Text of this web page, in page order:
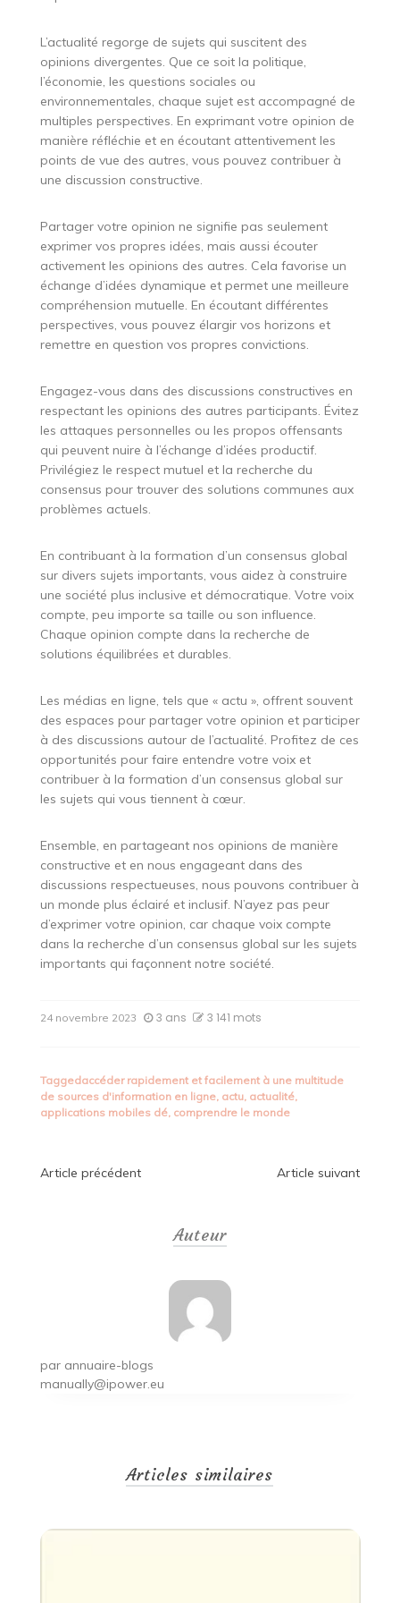
L’actualité regorge de sujets qui suscitent des
opinions divergentes. Que ce soit la politique,
l’économie, les questions sociales ou
environnementales, chaque sujet est accompagné de
multiples perspectives. En exprimant votre opinion de
manière réfléchie et en écoutant attentivement les
points de vue des autres, vous pouvez contribuer à
une discussion constructive.
Partager votre opinion ne signifie pas seulement
exprimer vos propres idées, mais aussi écouter
activement les opinions des autres. Cela favorise un
échange d’idées dynamique et permet une meilleure
compréhension mutuelle. En écoutant différentes
perspectives, vous pouvez élargir vos horizons et
remettre en question vos propres convictions.
Engagez-vous dans des discussions constructives en
respectant les opinions des autres participants. Évitez
les attaques personnelles ou les propos offensants
qui peuvent nuire à l’échange d’idées productif.
Privilégiez le respect mutuel et la recherche du
consensus pour trouver des solutions communes aux
problèmes actuels.
En contribuant à la formation d’un consensus global
sur divers sujets importants, vous aidez à construire
une société plus inclusive et démocratique. Votre voix
compte, peu importe sa taille ou son influence.
Chaque opinion compte dans la recherche de
solutions équilibrées et durables.
Les médias en ligne, tels que « actu », offrent souvent
des espaces pour partager votre opinion et participer
à des discussions autour de l’actualité. Profitez de ces
opportunités pour faire entendre votre voix et
contribuer à la formation d’un consensus global sur
les sujets qui vous tiennent à cœur.
Ensemble, en partageant nos opinions de manière
constructive et en nous engageant dans des
discussions respectueuses, nous pouvons contribuer à
un monde plus éclairé et inclusif. N’ayez pas peur
d’exprimer votre opinion, car chaque voix compte
dans la recherche d’un consensus global sur les sujets
importants qui façonnent notre société.
24 novembre 2023 3 ans 3 141 mots
Taggedaccéder rapidement et facilement à une multitude
de sources d'information en ligne, actu, actualité,
applications mobiles dé, comprendre le monde
Navigation
Article précédent Article suivant
Auteur
par annuaire-blogs
manually@ipower.eu
Articles similaires